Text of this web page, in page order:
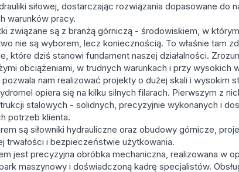
siłowej, dostarczając rozwiązania dopasowane do
warunków pracy.
związane są z branżą górniczą - środowiskiem, w
nie są wyborem, lecz koniecznością. To właśnie tam
które dziś stanowi fundament naszej działalności.
obciążeniami, w trudnych warunkach i przy wysokich
nam realizować projekty o dużej skali i wysokim
opiera się na kilku silnych filarach. Pierwszym z
stalowych - solidnych, precyzyjnie wykonanych i
potrzeb klienta.
są siłowniki hydrauliczne oraz obudowy górnicze,
trwałości i bezpieczeństwie użytkowania.
jest precyzyjna obróbka mechaniczna, realizowana w
maszynowy i doświadczoną kadrę specjalistów.